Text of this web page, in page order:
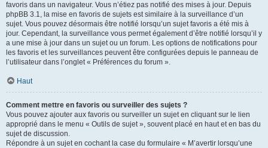
favoris dans un navigateur. Vous n’étiez pas notifié des mises à jour. Depuis
phpBB 3.1, la mise en favoris de sujets est similaire à la surveillance d’un
sujet. Vous pouvez désormais être notifié lorsqu’un sujet favoris a été mis à
jour. Cependant, la surveillance vous permet également d’être notifié lorsqu’il y
a une mise à jour dans un sujet ou un forum. Les options de notifications pour
les favoris et les surveillances peuvent être configurées depuis le panneau de
l’utilisateur dans l’onglet « Préférences du forum ».
Haut
Comment mettre en favoris ou surveiller des sujets ?
Vous pouvez ajouter aux favoris ou surveiller un sujet en cliquant sur le lien
approprié dans le menu « Outils de sujet », souvent placé en haut et en bas du
sujet de discussion.
Répondre à un sujet en cochant la case du formulaire « M’avertir lorsqu’une